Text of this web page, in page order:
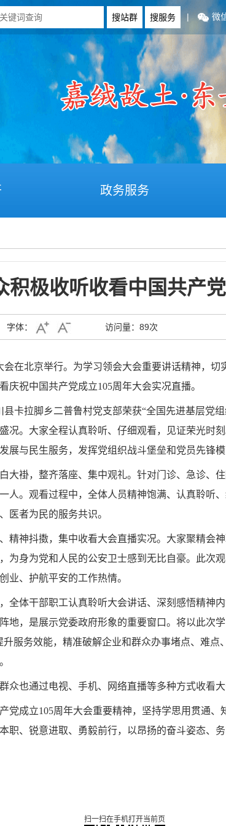
| 微
政务服务
积极收听收看中国共产
字体： 访问量： 89次
会在北京举行。为学习领会大会重要讲话精神，切
庆祝中国共产党成立105周年大会实况直播。
县卡拉脚乡二普鲁村党支部荣获“全国先进基层党
况。大家全程认真聆听、仔细观看，见证荣光时
展与民生服务，发挥党组织战斗堡垒和党员先锋
大褂，整齐落座、集中观礼。针对门诊、急诊、
人。观看过程中，全体人员精神饱满、认真聆听
医者为民的服务共识。
精神抖擞，集中收看大会直播实况。大家聚精会
为身为党和人民的公安卫士感到无比自豪。此次
业、护航平安的工作热情。
，全体干部职工认真聆听大会讲话、深刻感悟精神
地，是展示党委政府形象的重要窗口。将以此次
服务效能，精准破解企业和群众办事堵点、难
众也通过电视、手机、网络直播等多种方式收看大
党成立105周年大会重要精神，坚持学思用贯通、
职、锐意进取、勇毅前行，以昂扬的奋斗姿态、
扫一扫在手机打开当前页